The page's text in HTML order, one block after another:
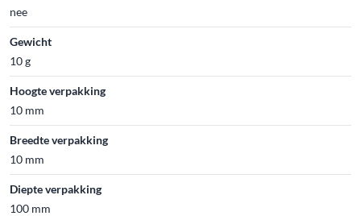
nee
Gewicht
10 g
Hoogte verpakking
10 mm
Breedte verpakking
10 mm
Diepte verpakking
100 mm